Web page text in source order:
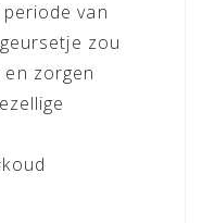
van
zou
zorgen